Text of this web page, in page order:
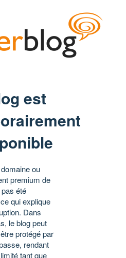
est
ou
premium de
pas été
qui explique
Dans
le blog peut
protégé par
rendant
tant que